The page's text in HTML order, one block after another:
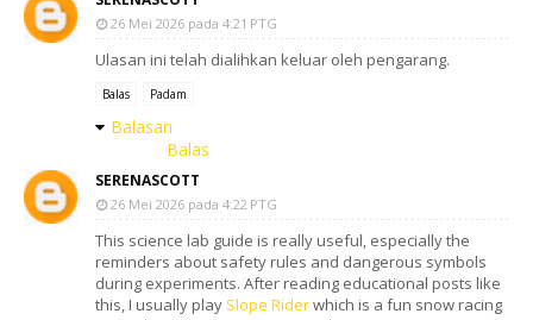
26 Mei 2026 pada 4:21 PTG
Ulasan ini telah dialihkan keluar oleh pengarang.
Balas Padam
Balasan
Balas
SERENASCOTT
26 Mei 2026 pada 4:22 PTG
This science lab guide is really useful, especially the
reminders about safety rules and dangerous symbols
during experiments. After reading educational posts like
this, I usually play Slope Riderwhich is a fun snow racing